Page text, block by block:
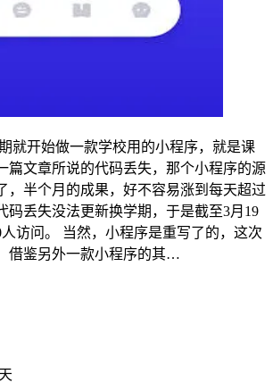
就开始做一款学校用的小程序，就是课
篇文章所说的代码丢失，那个小程序的源
，半个月的成果，好不容易涨到每天超过
码丢失没法更新换学期，于是截至3月19
人访问。 当然，小程序是重写了的，这次
借鉴另外一款小程序的其…